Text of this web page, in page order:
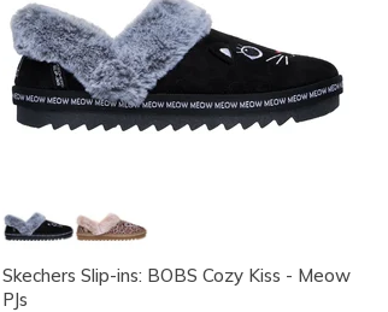
Skechers Slip-ins: BOBS Cozy Kiss - Meow
PJs